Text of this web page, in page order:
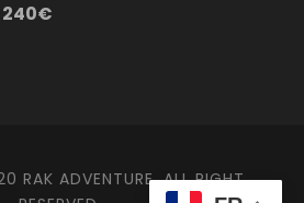
240€
RAK ADVENTURE, ALL RIGHT